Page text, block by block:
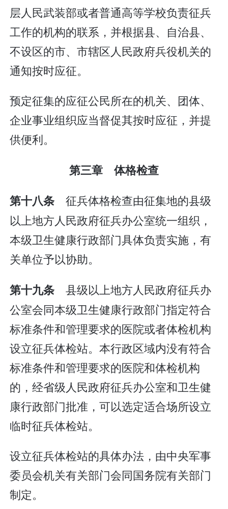
层人民武装部或者普通高等学校负责征兵
工作的机构的联系，并根据县、自治县、
不设区的市、市辖区人民政府兵役机关的
通知按时应征。
预定征集的应征公民所在的机关、团体、
企业事业组织应当督促其按时应征，并提
供便利。
第三章 体格检查
第十八条 征兵体格检查由征集地的县级
以上地方人民政府征兵办公室统一组织，
本级卫生健康行政部门具体负责实施，有
关单位予以协助。
第十九条 县级以上地方人民政府征兵办
公室会同本级卫生健康行政部门指定符合
标准条件和管理要求的医院或者体检机构
设立征兵体检站。本行政区域内没有符合
标准条件和管理要求的医院和体检机构
的，经省级人民政府征兵办公室和卫生健
康行政部门批准，可以选定适合场所设立
临时征兵体检站。
设立征兵体检站的具体办法，由中央军事
委员会机关有关部门会同国务院有关部门
制定。